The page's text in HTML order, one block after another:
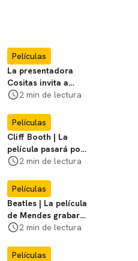
Películas
La presentadora
Cositas invita a
visitar el
Miasma
2 min de lectura
Películas
Cliff Booth | La
película pasará por
nuevas filmaciones
2 min de lectura
Películas
Beatles | La película
de Mendes grabará
escenas en la
2 min de lectura
Películas